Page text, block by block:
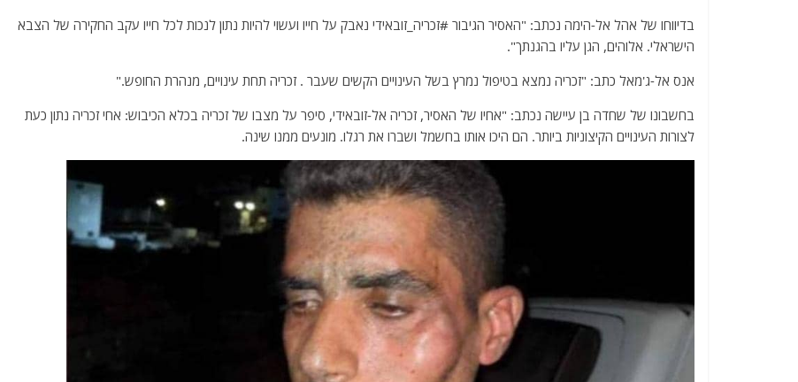
בדיווחו של אהל אל-הימה נכתב: "האסיר הגיבור #זכריה_זובאידי נאבק על חייו ועשוי להיות נתון לנכות לכל חייו עקב החקירה של הצבא
הישראלי. אלוהים, הגן עליו בהגנתך".
אנס אל-ג'מאל כתב: "זכריה נמצא בטיפול נמרץ בשל העינויים הקשים שעבר .זכריה תחת עינויים, מנהרת החופש."
בחשבונו של שחדה בן עיישה נכתב: "אחיו של האסיר, זכריה אל-זובאידי, סיפר על מצבו של זכריה בכלא הכיבוש: אחי זכריה נתון כעת
לצורות העינויים הקיצוניות ביותר. הם היכו אותו בחשמל ושברו את רגלו. מונעים ממנו שינה.